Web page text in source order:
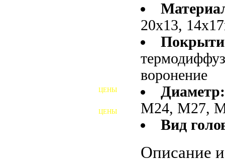
20х13,
воронение
М24, М27,
Вид
Описание
ЦЕНЫ
ЦЕНЫ